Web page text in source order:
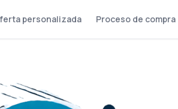
personalizada Proceso de compra